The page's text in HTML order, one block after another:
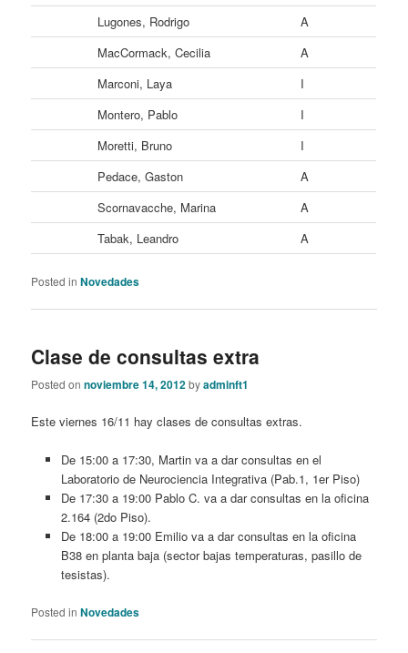
Lugones, Rodrigo
A
MacCormack, Cecilia
A
Marconi, Laya
I
Montero, Pablo
I
Moretti, Bruno
I
Pedace, Gaston
A
Scornavacche, Marina
A
Tabak, Leandro
A
Posted in Novedades
Clase de consultas extra
Posted onnoviembre 14, 2012byadminft1
Este viernes 16/11 hay clases de consultas extras.
De 15:00 a 17:30, Martin va a dar consultas en el
Laboratorio de Neurociencia Integrativa (Pab.1, 1er Piso)
De 17:30 a 19:00 Pablo C. va a dar consultas en la oficina
2.164 (2do Piso).
De 18:00 a 19:00 Emilio va a dar consultas en la oficina
B38 en planta baja (sector bajas temperaturas, pasillo de
tesistas).
Posted in Novedades